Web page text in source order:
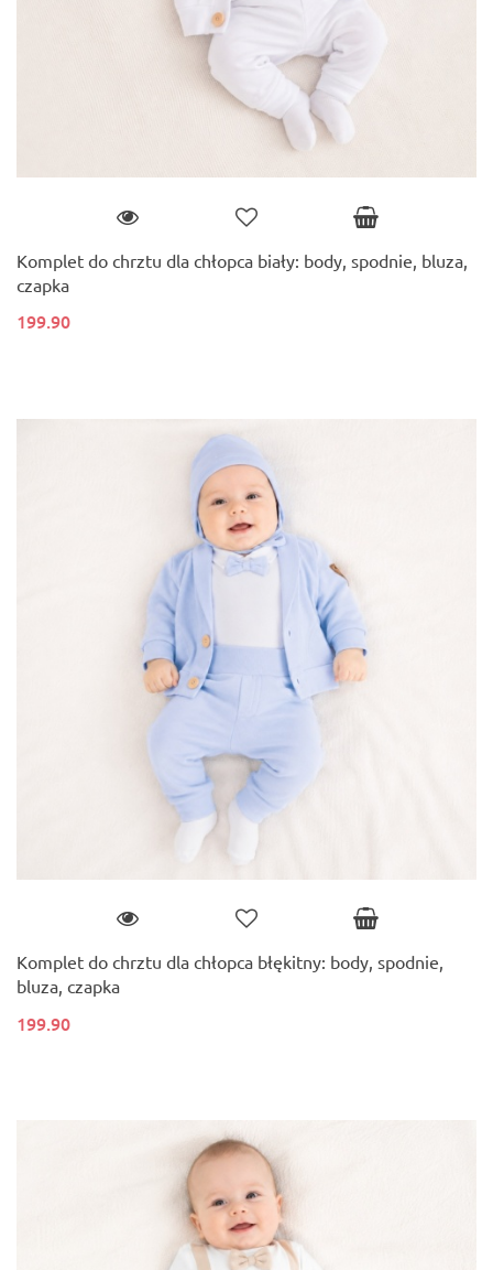
Komplet do chrztu dla chłopca biały: body, spodnie, bluza,
czapka
199.90
Komplet do chrztu dla chłopca błękitny: body, spodnie,
bluza, czapka
199.90